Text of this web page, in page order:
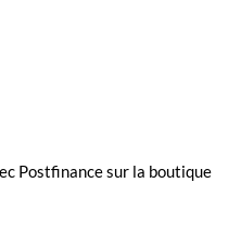
Postfinance sur la boutique